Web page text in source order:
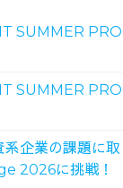
SUMMER
SUMMER
系企業の課題に
2026に挑戦！